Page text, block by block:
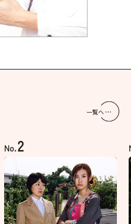
一覧へ
No.2